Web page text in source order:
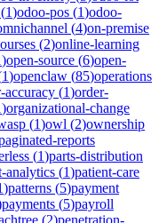
(1)odoo-pos (1)odoo-
(4)on-premise
(2)online-learning
)open-source (6)open-
1)openclaw (85)operations
accuracy (1)order-
)organizational-change
(1)owl (2)ownership
reports
(1)parts-distribution
analytics (1)patient-care
)patterns (5)payment
payments (5)payroll
(2)penetration-